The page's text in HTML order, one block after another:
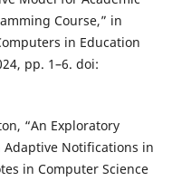
Course,” in
in Education
pp. 1–6. doi:
“An Exploratory
Notifications in
in Computer Science